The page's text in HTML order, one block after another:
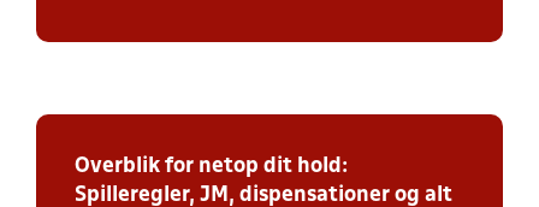
Overblik for netop dit hold:
Spilleregler, JM, dispensationer og alt